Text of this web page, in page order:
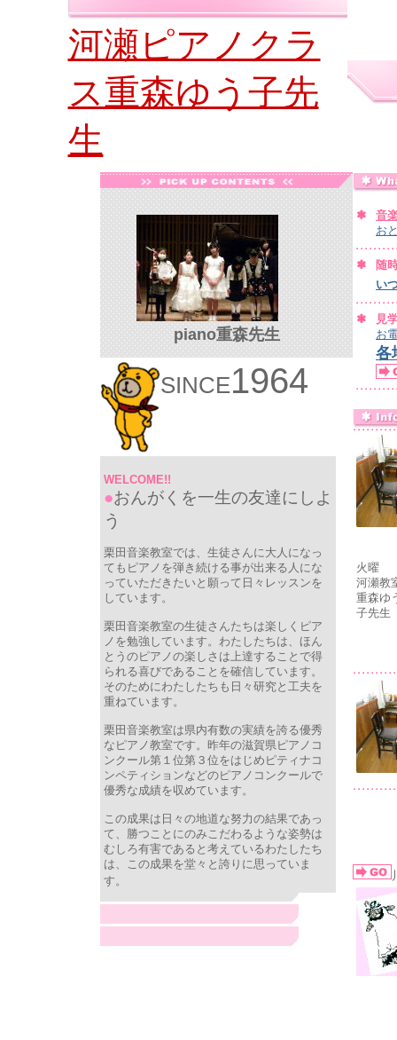
河瀬ピアノクラ
ス重森ゆう子先
生
piano重森先生
SINCE1964
WELCOME!!
●おんがくを一生の友達にしよ
う
栗田音楽教室では、生徒さんに大人になっ
てもピアノを弾き続ける事が出来る人にな
っていただきたいと願って日々レッスンを
しています。
栗田音楽教室の生徒さんたちは楽しくピア
ノを勉強しています。わたしたちは、ほん
とうのピアノの楽しさは上達することで得
られる喜びであることを確信しています。
そのためにわたしたちも日々研究と工夫を
重ねています。
栗田音楽教室は県内有数の実績を誇る優秀
なピアノ教室です。昨年の滋賀県ピアノコ
ンクール第１位第３位をはじめピティナコ
ンペティションなどのピアノコンクールで
優秀な成績を収めています。
この成果は日々の地道な努力の結果であっ
て、勝つことにのみこだわるような姿勢は
むしろ有害であると考えているわたしたち
は、この成果を堂々と誇りに思っていま
す。
音
お
随
い
見
お
各
火曜
河瀬教
重森ゆ
子先生